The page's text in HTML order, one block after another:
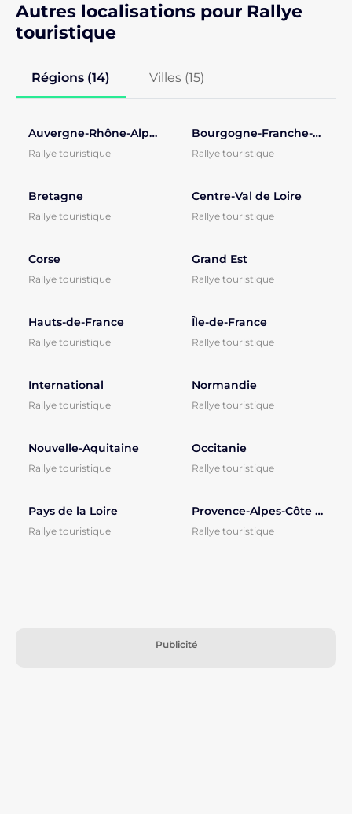
Autres localisations pour Rallye
touristique
Régions (14) Villes (15)
Auvergne-Rhône-Alpes
Rallye touristique
Bourgogne-Franche-Comté
Rallye touristique
Bretagne
Rallye touristique
Centre-Val de Loire
Rallye touristique
Corse
Rallye touristique
Grand Est
Rallye touristique
Hauts-de-France
Rallye touristique
Île-de-France
Rallye touristique
International
Rallye touristique
Normandie
Rallye touristique
Nouvelle-Aquitaine
Rallye touristique
Occitanie
Rallye touristique
Pays de la Loire
Rallye touristique
Provence-Alpes-Côte d'Azur
Rallye touristique
Publicité